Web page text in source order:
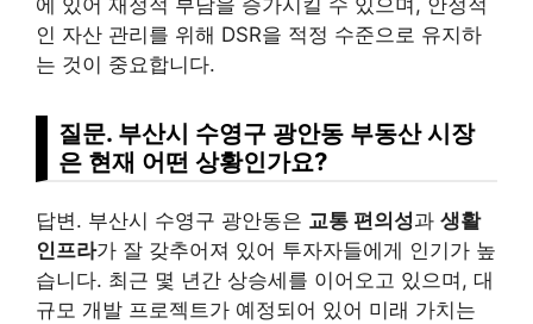
에 있어 재정적 부담을 증가시킬 수 있으며, 안정적
인 자산 관리를 위해 DSR을 적정 수준으로 유지하
는 것이 중요합니다.
질문. 부산시 수영구 광안동 부동산 시장
은 현재 어떤 상황인가요?
답변. 부산시 수영구 광안동은 교통 편의성과 생활
인프라가 잘 갖추어져 있어 투자자들에게 인기가 높
습니다. 최근 몇 년간 상승세를 이어오고 있으며, 대
규모 개발 프로젝트가 예정되어 있어 미래 가치는